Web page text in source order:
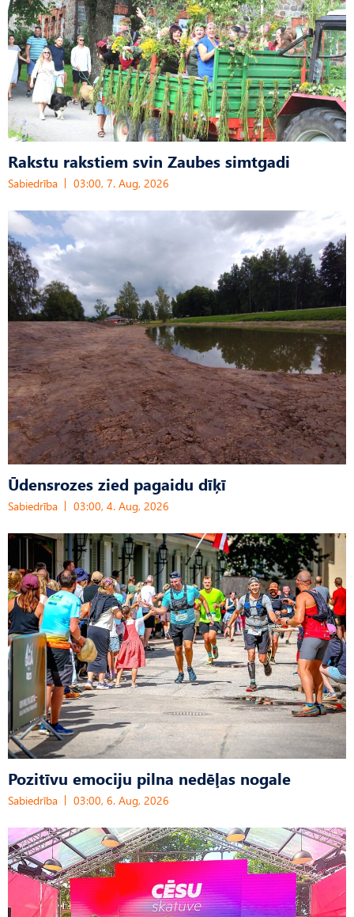
Rakstu rakstiem svin Zaubes simtgadi
Sabiedrība 03:00, 7. Aug, 2026
Ūdensrozes zied pagaidu dīķī
Sabiedrība 03:00, 4. Aug, 2026
Pozitīvu emociju pilna nedēļas nogale
Sabiedrība 03:00, 6. Aug, 2026